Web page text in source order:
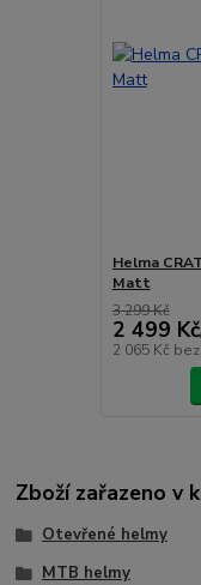
Helma
Matt
3 299 Kč
2 499 Kč
2 065 Kč
Zboží zařazeno v
Otevřené helmy
MTB helmy